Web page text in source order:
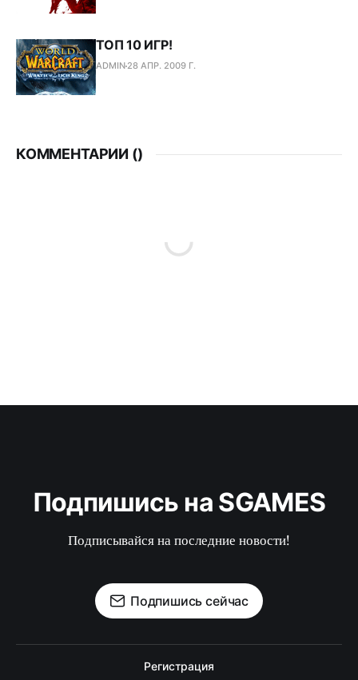
ТОП 10 ИГР!
ADMIN 28 АПР. 2009 Г.
КОММЕНТАРИИ ()
Подпишись на SGAMES
Подписывайся на последние новости!
Подпишись сейчас
Регистрация